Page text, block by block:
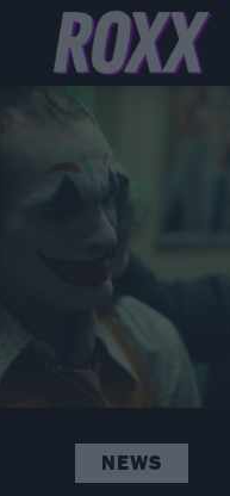
NEWS